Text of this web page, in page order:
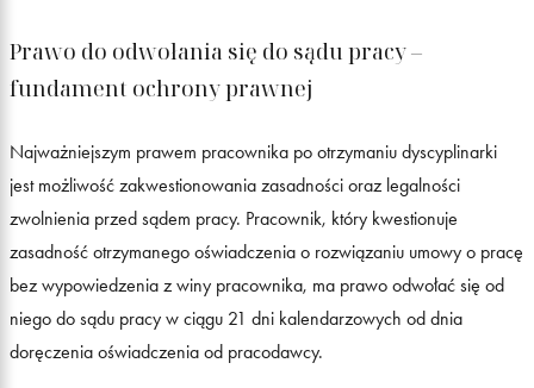
Prawo do odwołania się do sądu pracy –
fundament ochrony prawnej
Najważniejszym prawem pracownika po otrzymaniu dyscyplinarki
jest możliwość zakwestionowania zasadności oraz legalności
zwolnienia przed sądem pracy. Pracownik, który kwestionuje
zasadność otrzymanego oświadczenia o rozwiązaniu umowy o pracę
bez wypowiedzenia z winy pracownika, ma prawo odwołać się od
niego do sądu pracy w ciągu 21 dni kalendarzowych od dnia
doręczenia oświadczenia od pracodawcy.